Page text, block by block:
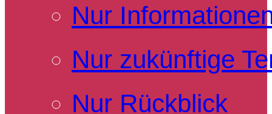
Nur
Nur zukünftige
Nur Rückblick